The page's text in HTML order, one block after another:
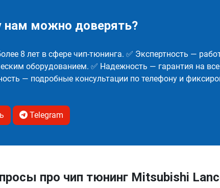
нам можно доверять?
8 лет в сфере чип-тюнинга. ✅ Экспертность —
оборудованием. ✅ Надежность — гарантия на
— подробные консультации по телефону и
Telegram
про чип тюнинг Mitsubishi